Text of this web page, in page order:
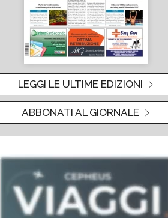
LEGGI LE ULTIME EDIZIONI
ABBONATI AL GIORNALE